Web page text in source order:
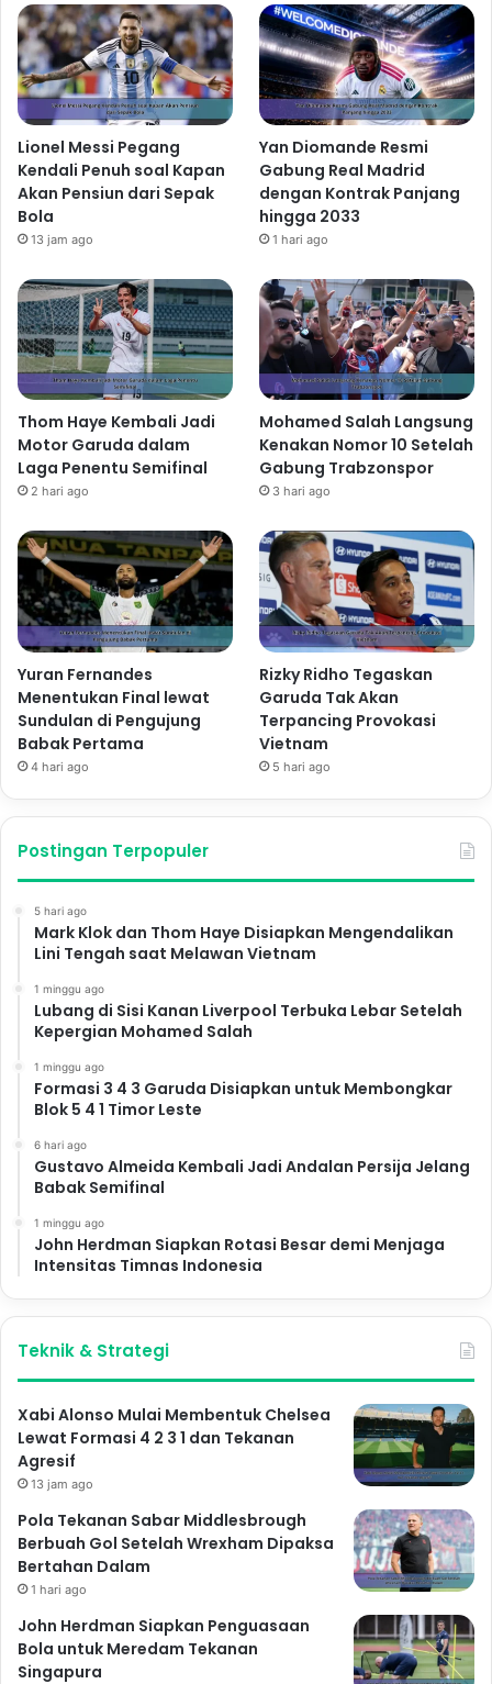
Lionel Messi Pegang
Kendali Penuh soal Kapan
Akan Pensiun dari Sepak
Bola
13 jam ago
Yan Diomande Resmi
Gabung Real Madrid
dengan Kontrak Panjang
hingga 2033
1 hari ago
Thom Haye Kembali Jadi
Motor Garuda dalam
Laga Penentu Semifinal
2 hari ago
Mohamed Salah Langsung
Kenakan Nomor 10 Setelah
Gabung Trabzonspor
3 hari ago
Yuran Fernandes
Menentukan Final lewat
Sundulan di Pengujung
Babak Pertama
4 hari ago
Rizky Ridho Tegaskan
Garuda Tak Akan
Terpancing Provokasi
Vietnam
5 hari ago
Postingan Terpopuler
5 hari ago
Mark Klok dan Thom Haye Disiapkan Mengendalikan
Lini Tengah saat Melawan Vietnam
1 minggu ago
Lubang di Sisi Kanan Liverpool Terbuka Lebar Setelah
Kepergian Mohamed Salah
1 minggu ago
Formasi 3 4 3 Garuda Disiapkan untuk Membongkar
Blok 5 4 1 Timor Leste
6 hari ago
Gustavo Almeida Kembali Jadi Andalan Persija Jelang
Babak Semifinal
1 minggu ago
John Herdman Siapkan Rotasi Besar demi Menjaga
Intensitas Timnas Indonesia
Teknik & Strategi
Xabi Alonso Mulai Membentuk Chelsea
Lewat Formasi 4 2 3 1 dan Tekanan
Agresif
13 jam ago
Pola Tekanan Sabar Middlesbrough
Berbuah Gol Setelah Wrexham Dipaksa
Bertahan Dalam
1 hari ago
John Herdman Siapkan Penguasaan
Bola untuk Meredam Tekanan
Singapura